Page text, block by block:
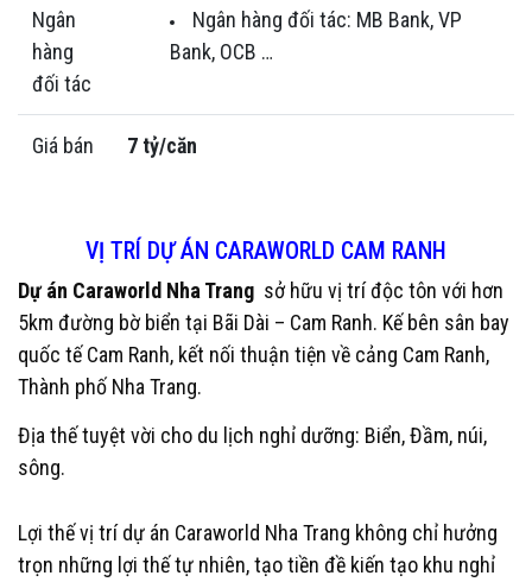
Ngân
hàng
đối tác
Ngân hàng đối tác: MB Bank, VP
Bank, OCB …
Giá bán 7 tỷ/căn
VỊ TRÍ DỰ ÁN CARAWORLD CAM RANH
Dự án Caraworld Nha Trang sở hữu vị trí độc tôn với hơn
5km đường bờ biển tại Bãi Dài – Cam Ranh. Kế bên sân bay
quốc tế Cam Ranh, kết nối thuận tiện về cảng Cam Ranh,
Thành phố Nha Trang.
Địa thế tuyệt vời cho du lịch nghỉ dưỡng: Biển, Đầm, núi,
sông.
Lợi thế vị trí dự án Caraworld Nha Trang không chỉ hưởng
trọn những lợi thế tự nhiên, tạo tiền đề kiến tạo khu nghỉ